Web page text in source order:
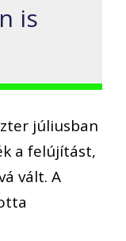
is
júliusban
a felújítást,
vált. A